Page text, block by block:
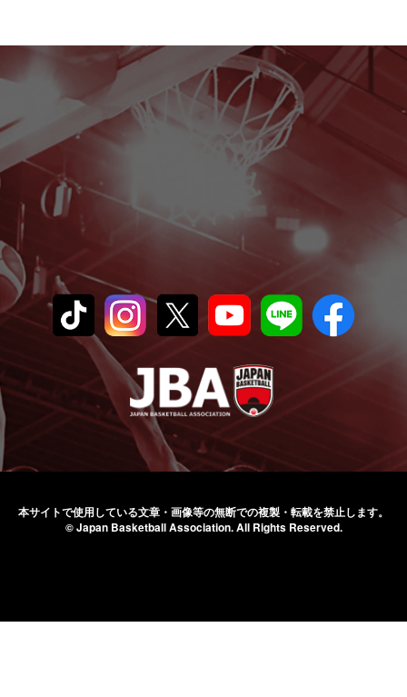
本サイトで使用している文章・画像等の無断での複製・転載を禁止します。
© Japan Basketball Association.All Rights Reserved.